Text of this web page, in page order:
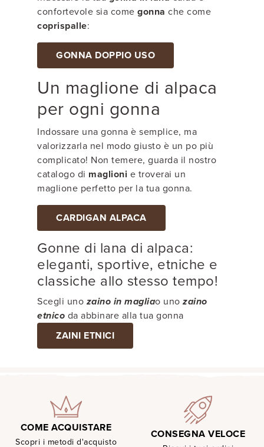
confortevole sia come gonna che come
coprispalle:
GONNA DOPPIO USO
Un maglione di alpaca
per ogni gonna
Indossare una gonna è semplice, ma
valorizzarla nel modo giusto è un po più
complicato! Non temere, guarda il nostro
catalogo di maglioni e troverai un
maglione perfetto per la tua gonna.
CARDIGAN ALPACA
Gonne di lana di alpaca:
eleganti, sportive, etniche e
classiche allo stesso tempo!
Scegli uno zaino in magliao uno zaino
etnico da abbinare alla tua gonna
ZAINI ETNICI
COME ACQUISTARE
Scopri i metodi d'acquisto
CONSEGNA VELOCE